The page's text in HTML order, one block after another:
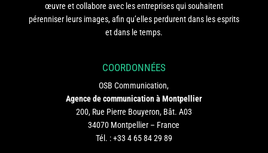
œuvre et collabore avec les entreprises qui souhaitent
pérenniser leurs images, afin qu’elles perdurent dans les esprits
et dans le temps.
COORDONNÉES
OSB Communication,
Agence de communication à Montpellier
200, Rue Pierre Bouyeron, Bât. A03
34070 Montpellier – France
Tél. :+33 4 65 84 29 89